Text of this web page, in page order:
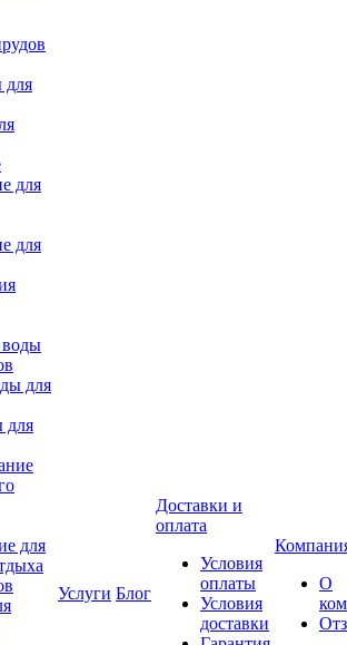
для
воды
для
для
Услуги Блог
Доставки и
оплата
Условия
оплаты
Условия
доставки
О